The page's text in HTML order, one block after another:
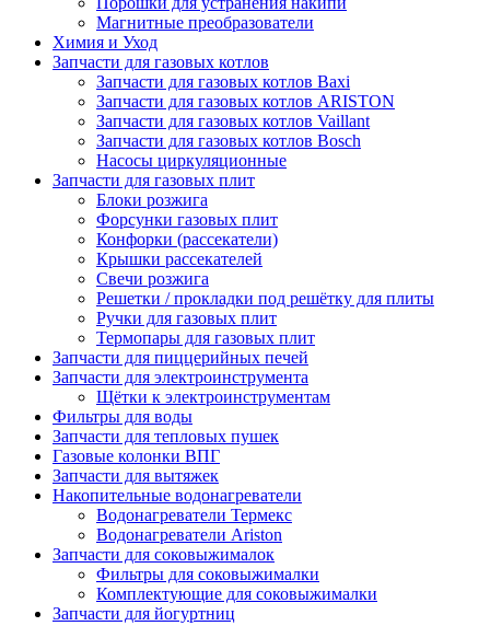
Магнитные преобразователи
Химия и Уход
Запчасти для газовых котлов
Запчасти для газовых котлов Baxi
Запчасти для газовых котлов ARISTON
Запчасти для газовых котлов Vaillant
Запчасти для газовых котлов Bosch
Насосы циркуляционные
Запчасти для газовых плит
Блоки розжига
Форсунки газовых плит
Конфорки (рассекатели)
Крышки рассекателей
Свечи розжига
Решетки / прокладки под решётку для плиты
Ручки для газовых плит
Термопары для газовых плит
Запчасти для пиццерийных печей
Запчасти для электроинструмента
Щётки к электроинструментам
Фильтры для воды
Запчасти для тепловых пушек
Газовые колонки ВПГ
Запчасти для вытяжек
Накопительные водонагреватели
Водонагреватели Термекс
Водонагреватели Ariston
Запчасти для соковыжималок
Фильтры для соковыжималки
Комплектующие для соковыжималки
Запчасти для йогуртниц